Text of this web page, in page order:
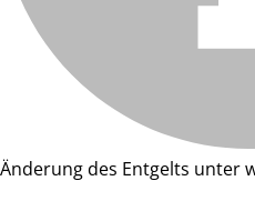
Änderung des Entgelts unter